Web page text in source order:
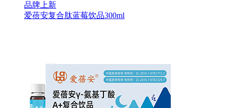
品牌上新
爱蓓安复合肽蓝莓饮品300ml